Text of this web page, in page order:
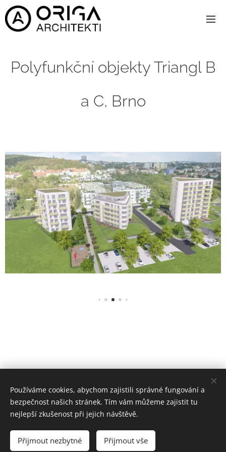
Polyfunkční objektyTriangl B
a C, Brno
Cookies
Používáme cookies, abychom zajistili správné fungování a
bezpečnost našich stránek. Tím vám můžeme zajistit tu
nejlepší zkušenost při jejich návštěvě.
Přijmout nezbytné Přijmout vše